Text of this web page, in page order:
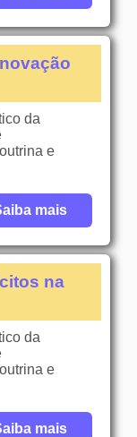
da
e
mais
na
da
e
mais